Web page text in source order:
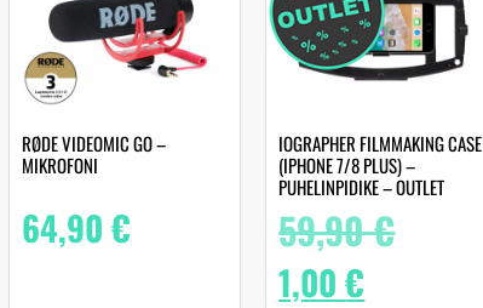
RØDE VIDEOMIC GO –
MIKROFONI
64,90€
IOGRAPHER FILMMAKING CASE
(IPHONE 7/8 PLUS) –
PUHELINPIDIKE – OUTLET
59,90€
1,00€